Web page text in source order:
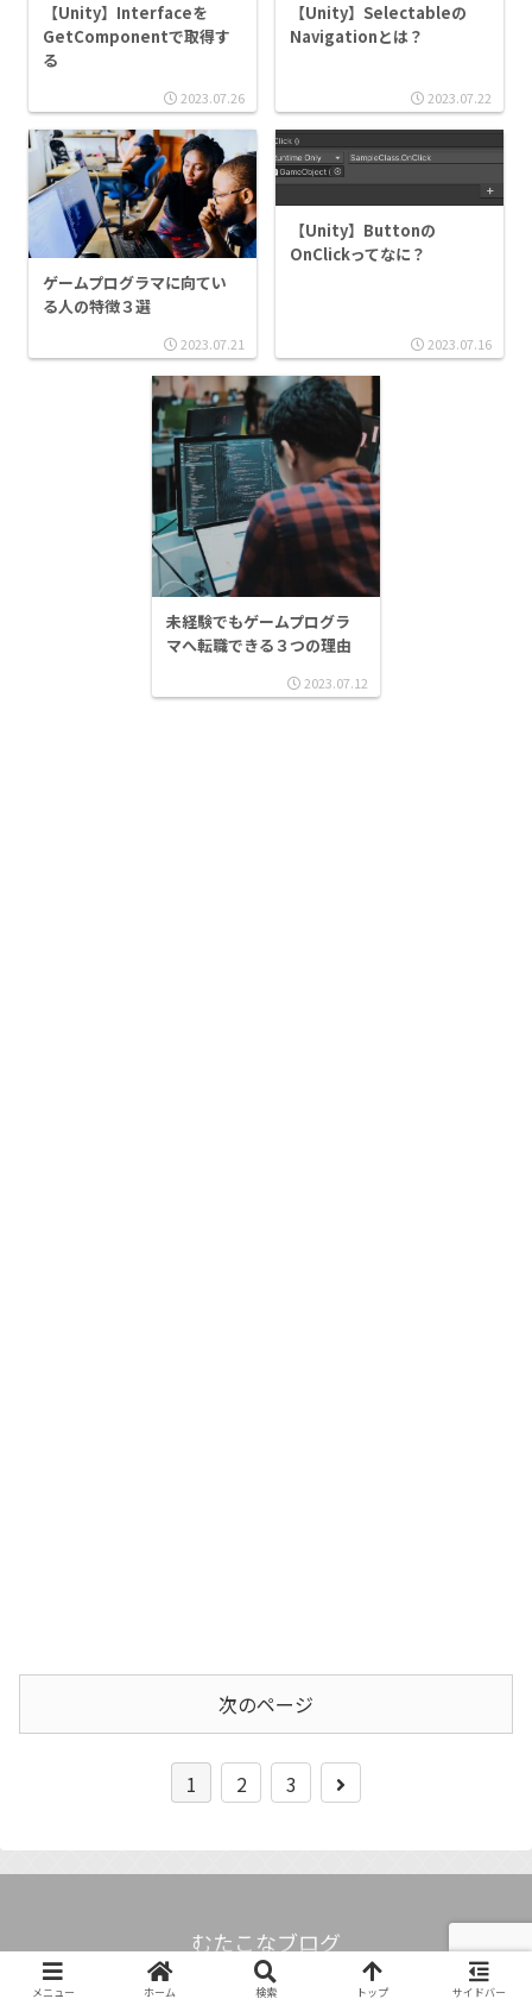
【Unity】Interfaceを
GetComponentで取得す
る
2023.07.26
【Unity】Selectableの
Navigationとは？
2023.07.22
ゲームプログラマに向てい
る人の特徴３選
2023.07.21
【Unity】Buttonの
OnClickってなに？
2023.07.16
未経験でもゲームプログラ
マへ転職できる３つの理由
2023.07.12
次のページ
1 2 3
むたこなブログ
Copyright © 2022-2026 むたこなブログ All Rights Reserved.
メニュー ホーム 検索 トップ サイドバー